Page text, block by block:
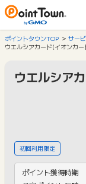
ポイントタウンTOP サー
ウエルシアカード(イオンカー
ウエルシア
初回利用限定
ポイント獲得時期